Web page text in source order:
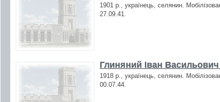
1901 р., українець, селянин.
27.09.41.
Глиняний Іван Васильович
1918 р., українець, селянин.
00.07.44.